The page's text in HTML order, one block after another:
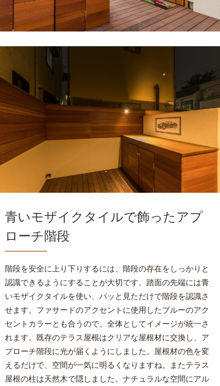
青いモザイクタイルで飾ったアプ
ローチ階段
階段を安全に上り下りするには、階段の存在をしっかりと
認識できるようにすることが大切です。踏面の先端には青
いモザイクタイルを使い、パッと見ただけで階段を認識さ
せます。ファサードのアクセントに使用したブルーのアク
セントカラーとも合うので、全体としてイメージが統一さ
れます。既存のテラス屋根はクリアな屋根材に交換し、ア
プローチ階段に光が届くようにしました。屋根材の色を変
えるだけで、空間が一気に明るくなりますね。またテラス
屋根の柱は天然木で隠しました。ナチュラルな空間にアル